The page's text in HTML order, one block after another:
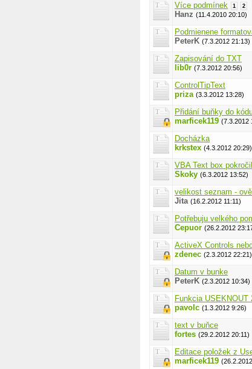
Více podmínek 1 2
Hanz (11.4.2010 20:10)
Podmienene
PeterK (7.3.2012 21:13)
Zapisování do TXT
lib0r (7.3.2012 20:56)
ControlTipText
priza (3.3.2012 13:28)
Přidání buňky do
marficek119 (7.3.2012
Docházka
krkstex (4.3.2012 20:29)
VBA Text box
Skoky (6.3.2012 13:52)
velikost seznam -
Jita (16.2.2012 11:11)
Potřebuju velkého
Cepuor (26.2.2012
ActiveX Controls
zdenec (2.3.2012 22:21)
Datum v bunke
PeterK (2.3.2012 10:34)
Funkcia USEKNOUT
pavolc (1.3.2012 9:26)
text v buňce
fortes (29.2.2012 20:11)
Editace položek z
marficek119